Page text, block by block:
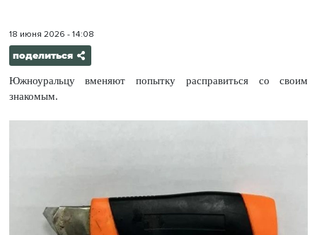
18 июня 2026 - 14:08
поделиться
Южноуральцу вменяют попытку расправиться со своим
знакомым.